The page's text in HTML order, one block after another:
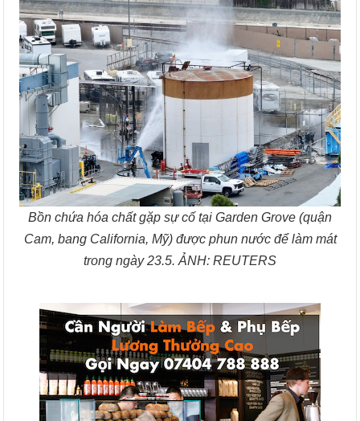
Bồn chứa hóa chất gặp sự cố tại Garden Grove (quận
Cam, bang California, Mỹ) được phun nước để làm mát
trong ngày 23.5. ẢNH: REUTERS